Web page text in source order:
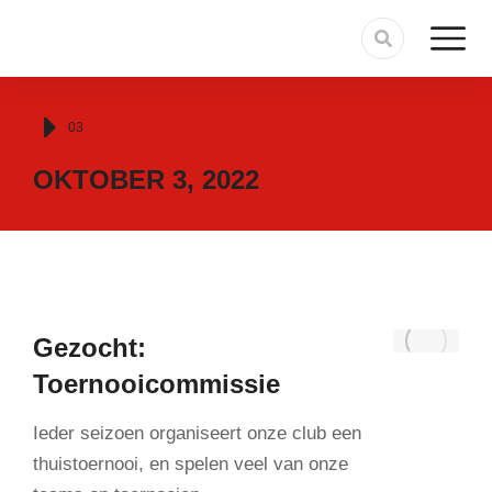
Je bent hier:
03
OKTOBER 3, 2022
Gezocht:
Toernooicommissie
Ieder seizoen organiseert onze club een
thuistoernooi, en spelen veel van onze